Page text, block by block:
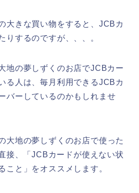
大きな買い物をすると、JCBカ
りするのですが、、、。
地の夢しずくのお店でJCBカー
る人は、毎月利用できるJCBカ
バーしているのかもしれませ
大地の夢しずくのお店で使った
接、「JCBカードが使えない状
こと」をオススメします。